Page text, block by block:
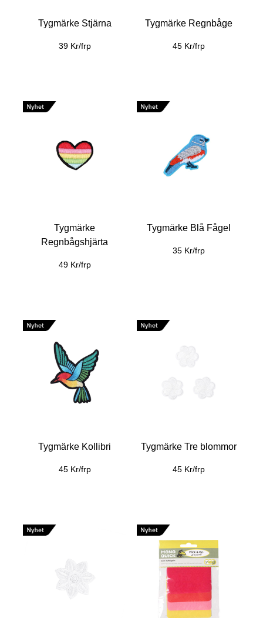
Tygmärke Stjärna
39 Kr/frp
Tygmärke Regnbåge
45 Kr/frp
Tygmärke
Regnbågshjärta
49 Kr/frp
Tygmärke Blå Fågel
35 Kr/frp
Tygmärke Kollibri
45 Kr/frp
Tygmärke Tre blommor
45 Kr/frp